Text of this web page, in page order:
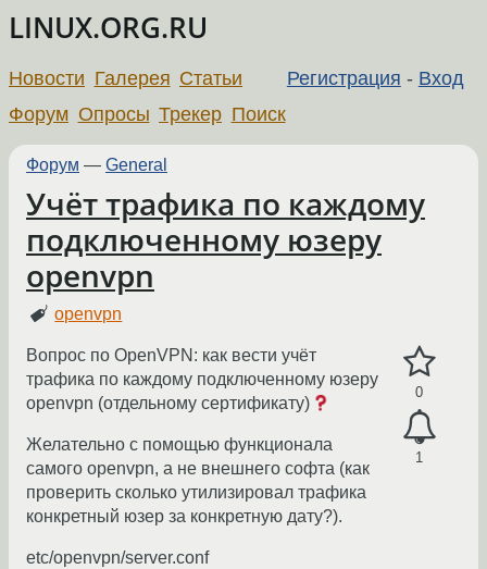
LINUX.ORG.RU
Регистрация - Вход
Новости Галерея Статьи
Форум Опросы Трекер Поиск
Форум — General
Учёт трафика по каждому
подключенному юзеру
openvpn
openvpn
0
1
Вопрос по OpenVPN: как вести учёт
трафика по каждому подключенному юзеру
openvpn (отдельному сертификату)
Желательно с помощью функционала
самого openvpn, а не внешнего софта (как
проверить сколько утилизировал трафика
конкретный юзер за конкретную дату?).
etc/openvpn/server.conf